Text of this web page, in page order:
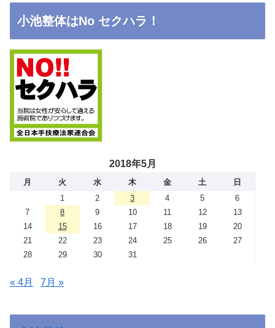
小池整体はNo セクハラ！
2018年5月
月 火 水 木 金 土
日
1
2 3 4 5
6
7
8 9 10 11 12
13
14
15 16 17 18 19
20
21
22 23 24 25 26
27
28
29 30 31
« 4月 7月 »